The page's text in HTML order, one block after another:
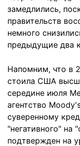
замедлились,
правительств
немного
предыдущие два
Напомним, что в
стоила США
середине июля
агентство
суверенному
"негативного" на
подтвержден на